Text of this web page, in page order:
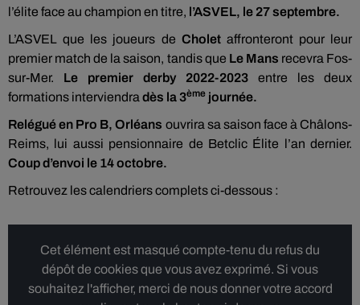
l’élite face au champion en titre, l’ASVEL, le 27 septembre.
L’ASVEL que les joueurs de Choletaffronteront pour leur
premier match de la saison, tandis que Le Mans recevra Fos-
sur-Mer. Le premier derby 2022-2023 entre les deux
formations interviendra dès la 3ème journée.
Relégué en Pro B, Orléans ouvrira sa saison face à Châlons-
Reims, lui aussi pensionnaire de Betclic Élite l’an dernier.
Coup d’envoi le 14 octobre.
Retrouvez les calendriers complets ci-dessous :
Cet élément est masqué compte-tenu du refus du
dépôt de cookies que vous avez exprimé. Si vous
souhaitez l'afficher, merci de nous donner votre accord